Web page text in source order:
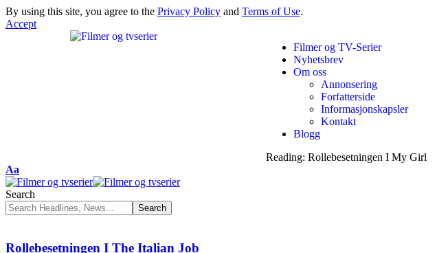
By using this site, you agree to the Privacy Policy and Terms of Use.
Accept
Filmer og TV-Serier
Nyhetsbrev
Om oss
Annonsering
Forfatterside
Informasjonskapsler
Kontakt
Blogg
Reading: Rollebesetningen I My Girl
Aa
Search
Rollebesetningen I The Italian Job